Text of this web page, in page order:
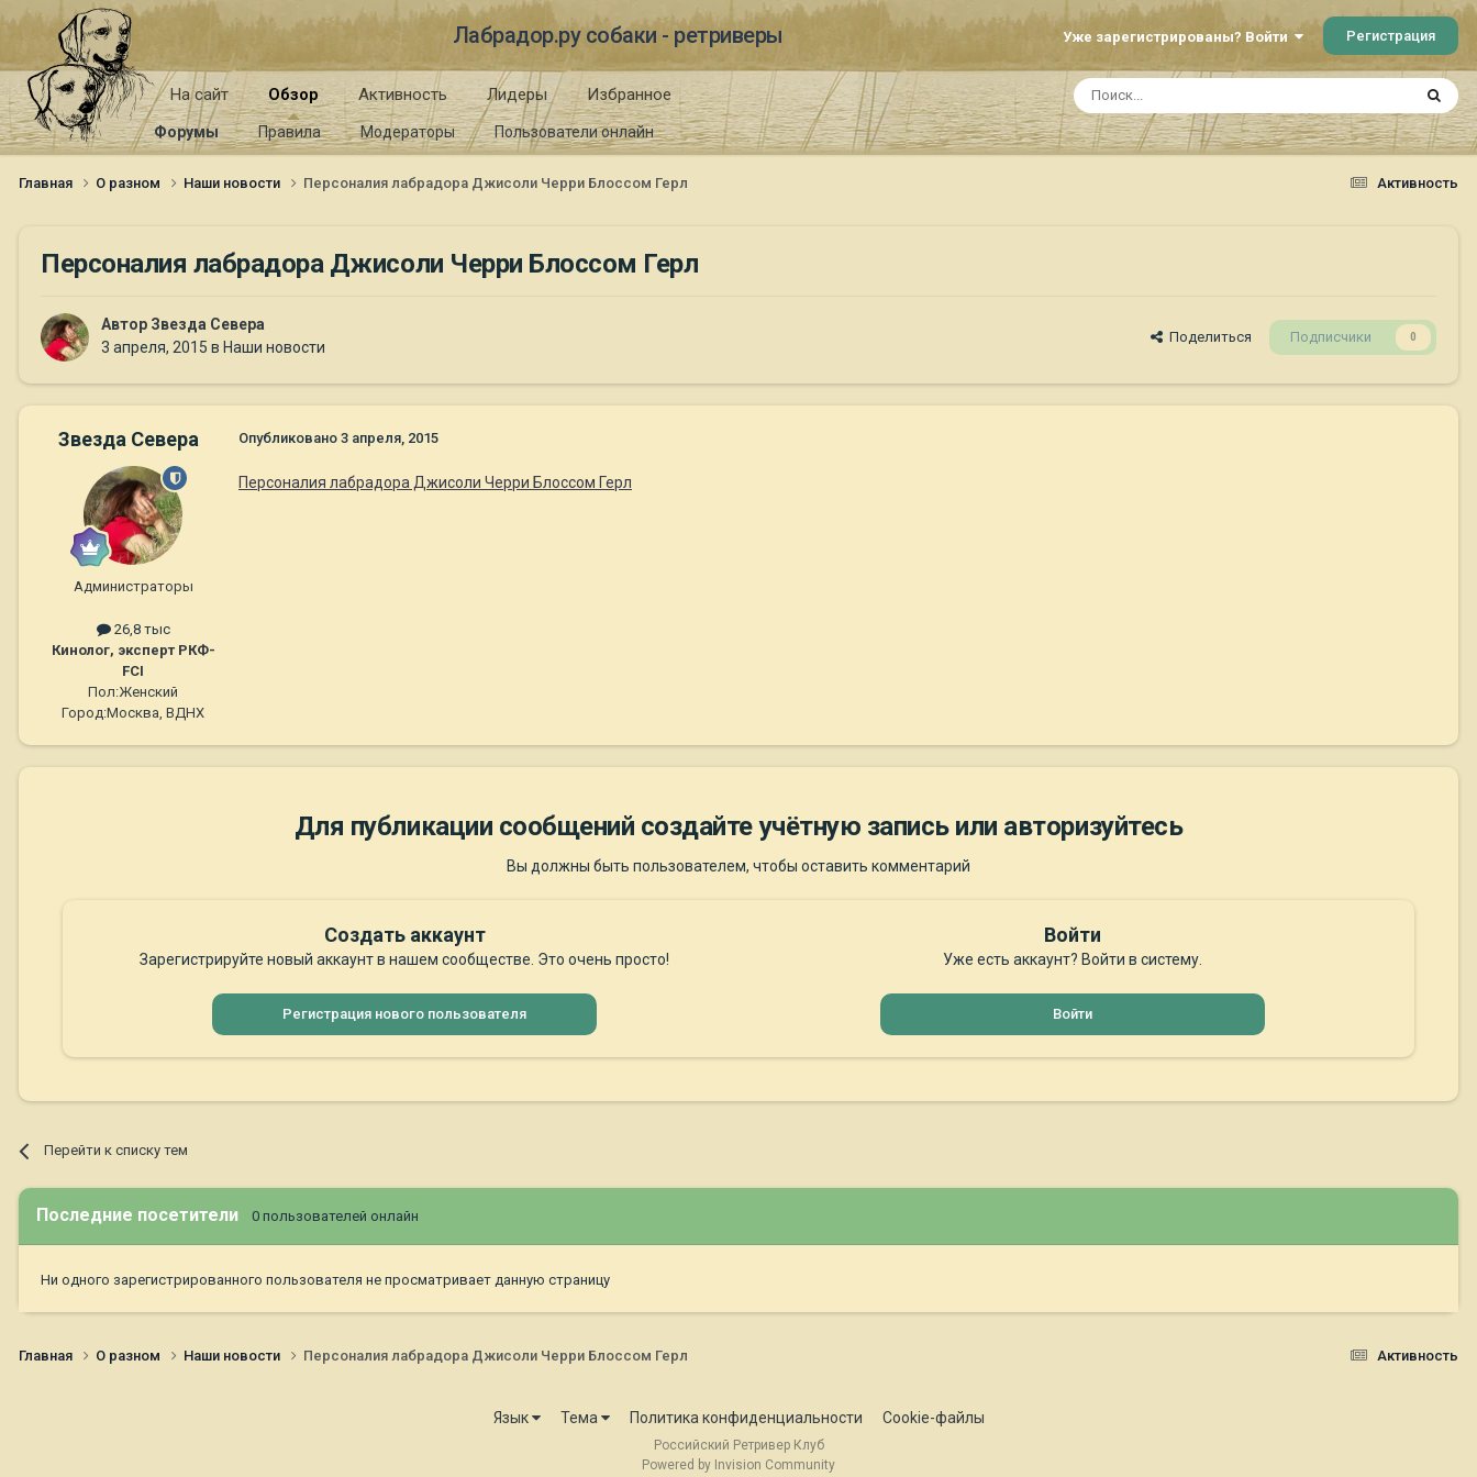
Лабрадор.ру собаки - ретриверы Уже зарегистрированы? Войти Регистрация
На сайт Обзор
Форумы Правила Модераторы Пользователи онлайн
Активность Лидеры Избранное
Активность
Главная О разном Наши новости Персоналия лабрадора Джисоли Черри Блоссом Герл
Персоналия лабрадора Джисоли Черри Блоссом Герл
Автор Звезда Севера
3 апреля, 2015 в Наши новости
Поделиться Подписчики 0
Звезда Севера
Администраторы
26,8 тыс
Кинолог, эксперт РКФ-
FCI
Пол:Женский
Город:Москва, ВДНХ
Опубликовано 3 апреля, 2015
Персоналия лабрадора Джисоли Черри Блоссом Герл
Для публикации сообщений создайте учётную запись или авторизуйтесь
Вы должны быть пользователем, чтобы оставить комментарий
Создать аккаунт
Зарегистрируйте новый аккаунт в нашем сообществе. Это очень просто!
Регистрация нового пользователя
Войти
Уже есть аккаунт? Войти в систему.
Войти
Перейти к списку тем
Последние посетители 0 пользователей онлайн
Ни одного зарегистрированного пользователя не просматривает данную страницу
Активность
Главная О разном Наши новости Персоналия лабрадора Джисоли Черри Блоссом Герл
Язык Тема Политика конфиденциальности Cookie-файлы
Российский Ретривер Клуб
Powered by Invision Community